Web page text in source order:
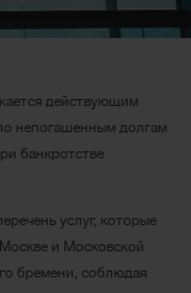
действующим
непогашенным долгам
банкротстве
услуг, которые
и Московской
бремени, соблюдая